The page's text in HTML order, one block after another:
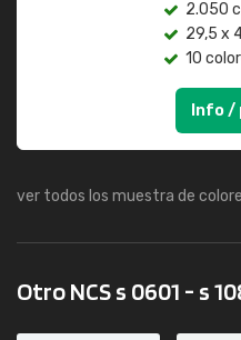
2.050
29,5 x
10
Info /
ver todos los muestra de
Otro NCS s 0601 - s